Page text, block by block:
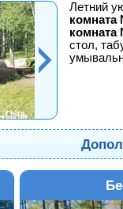
Летний
стол,